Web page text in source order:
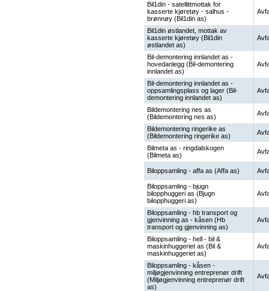
Bil1din - satellittmottak for
kasserte kjøretøy - salhus -
brønnøy (Bil1din as)
Bil1din østlandet, mottak av
kasserte kjøretøy (Bil1din
østlandet as)
Bil-demontering innlandet as -
hovedanlegg (Bil-demontering
innlandet as)
Bil-demontering innlandet as -
oppsamlingsplass og lager (Bil-
demontering innlandet as)
Bildemontering nes as
(Bildemontering nes as)
Bildemontering ringerike as
(Bildemontering ringerike as)
Bilmeta as - ringdalskogen
(Bilmeta as)
Biloppsamling - affa as (Affa as)
Biloppsamling - bjugn
bilopphuggeri as (Bjugn
bilopphuggeri as)
Biloppsamling - hb transport og
gjenvinning as - kåsen (Hb
transport og gjenvinning as)
Biloppsamling - hell - bil &
maskinhuggeriet as (Bil &
maskinhuggeriet as)
Biloppsamling - kåsen -
miljøgjenvinning entreprenør drift
(Miljøgjenvinning entreprenør drift
as)